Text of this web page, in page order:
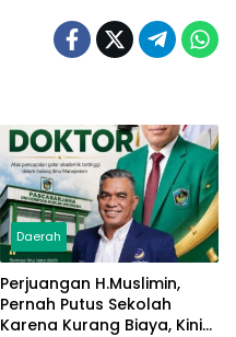
Daerah
Perjuangan H.Muslimin,
Pernah Putus Sekolah
Karena Kurang Biaya, Kini